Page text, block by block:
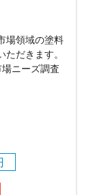
場領域の塗料
だきます。
ニーズ調査